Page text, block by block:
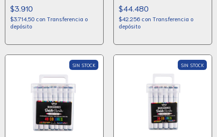
$3.910
$3.714,50 con Transferencia o
depósito
$44.480
$42.256 con Transferencia o
depósito
SIN STOCK SIN STOCK